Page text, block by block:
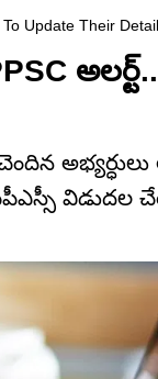
Update Their
విడుదల